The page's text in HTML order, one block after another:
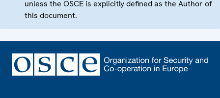
unless the OSCE is explicitly defined as the Author of
this document.